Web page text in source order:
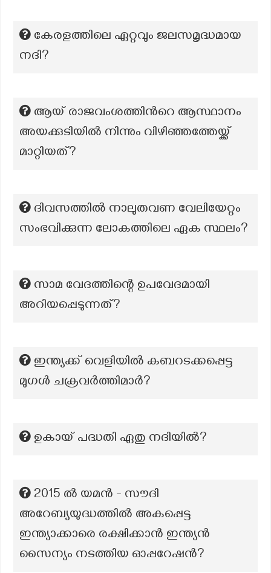
കേരളത്തിലെ ഏറ്റവും ജലസമൃദ്ധമായ
നദി?
ആയ് രാജവംശത്തിന്‍റെ ആസ്ഥാനം
അയക്കുടിയിൽ നിന്നും വിഴിഞ്ഞത്തേയ്ക്ക്
മാറ്റിയത്?
ദിവസത്തിൽ നാലുതവണ വേലിയേറ്റം
സംഭവിക്കുന്ന ലോകത്തിലെ ഏക സ്ഥലം?
സാമ വേദത്തിന്റെ ഉപവേദമായി
അറിയപ്പെടുന്നത്?
ഇന്ത്യക്ക് വെളിയിൽ കബറടക്കപ്പെട്ട
മുഗൾ ചക്രവർത്തിമാർ?
ഉകായ് പദ്ധതി ഏതു നദിയിൽ?
2015 ൽ യമൻ - സൗദി
അറേബ്യയുദ്ധത്തിൽ അകപ്പെട്ട
ഇന്ത്യാക്കാരെ രക്ഷിക്കാൻ ഇന്ത്യൻ
സൈന്യം നടത്തിയ ഓപ്പറേഷൻ?